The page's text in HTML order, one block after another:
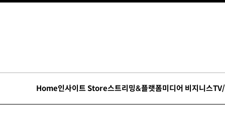
Home인사이트 Store스트리밍&플랫폼미디어 비지니스